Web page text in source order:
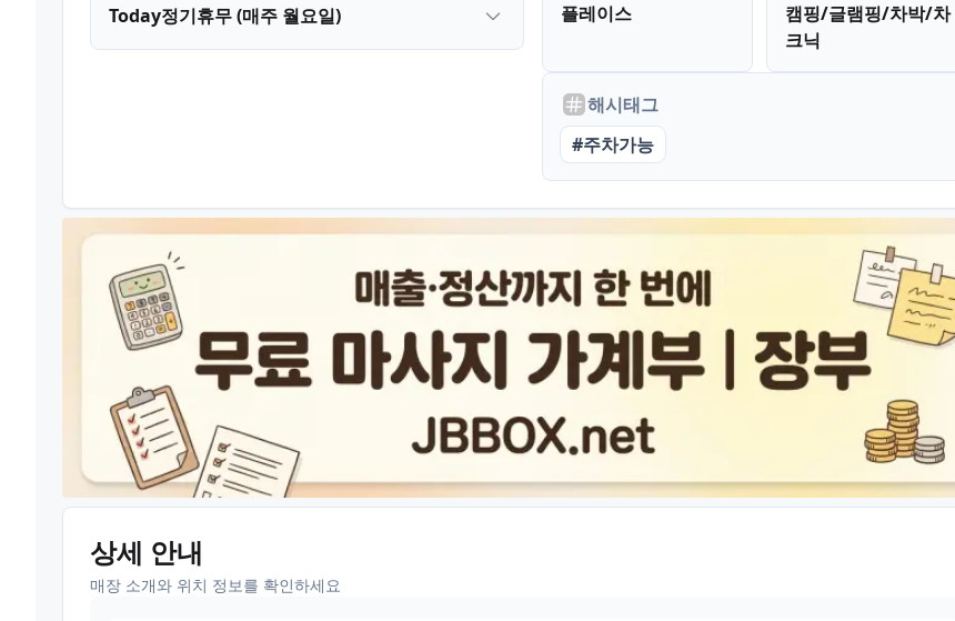
Today정기휴무 (매주 월요일)
플레이스
캠핑/글램핑/차박/차
크닉
해시태그
#주차가능
상세 안내
매장 소개와 위치 정보를 확인하세요